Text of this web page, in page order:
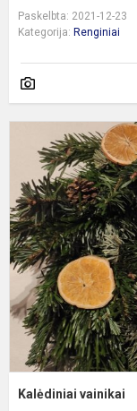
Paskelbta: 2021-12-23
Kategorija: Renginiai
Kalėdiniai vainikai